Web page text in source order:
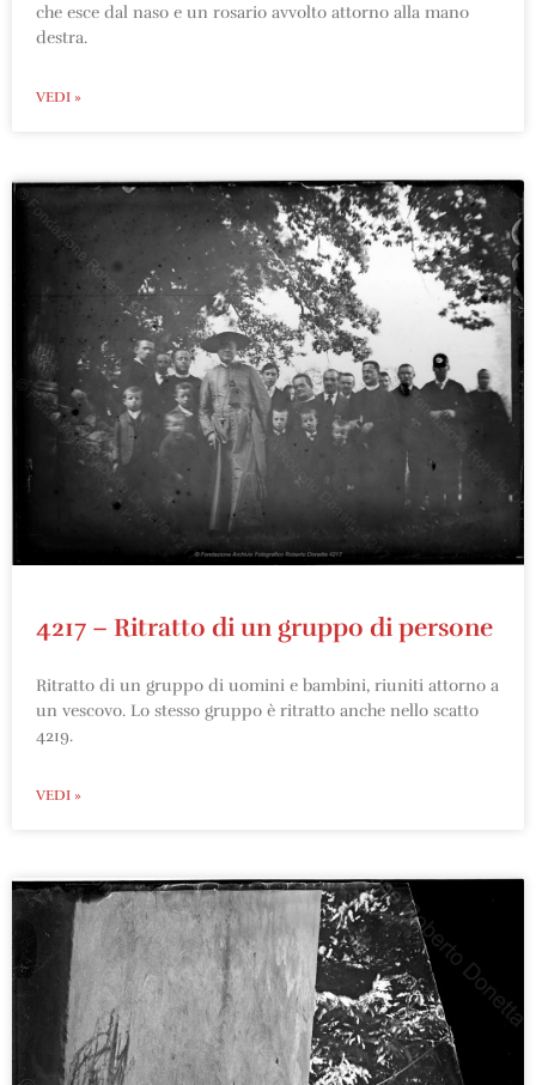
che esce dal naso e un rosario avvolto attorno alla mano
destra.
VEDI »
4217 – Ritratto di un gruppo di persone
Ritratto di un gruppo di uomini e bambini, riuniti attorno a
un vescovo. Lo stesso gruppo è ritratto anche nello scatto
4219.
VEDI »